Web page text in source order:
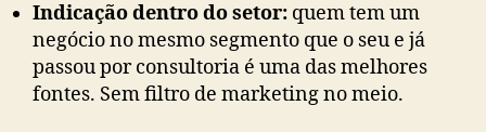
Indicação dentro do setor: quem tem um
negócio no mesmo segmento que o seu e já
passou por consultoria é uma das melhores
fontes. Sem filtro de marketing no meio.